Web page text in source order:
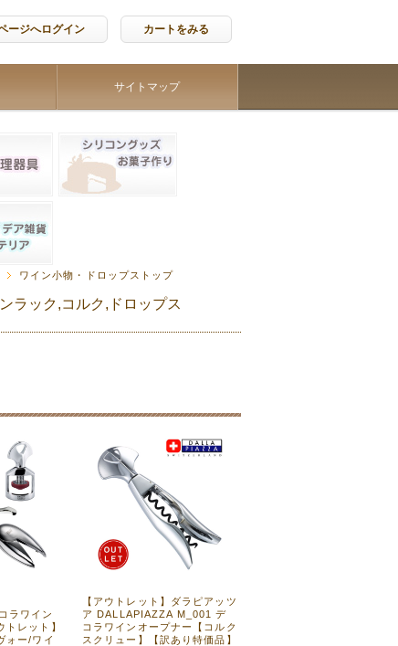
ージへログイン カートをみる
サイトマップ
ワイン小物・ドロップストップ
ラック,コルク,ドロップス
ラワイン
トレット】
ォー/ワイ
【アウトレット】ダラピアッツ
ア DALLAPIAZZA M_001 デ
コラワインオープナー【コルク
スクリュー】【訳あり特価品】